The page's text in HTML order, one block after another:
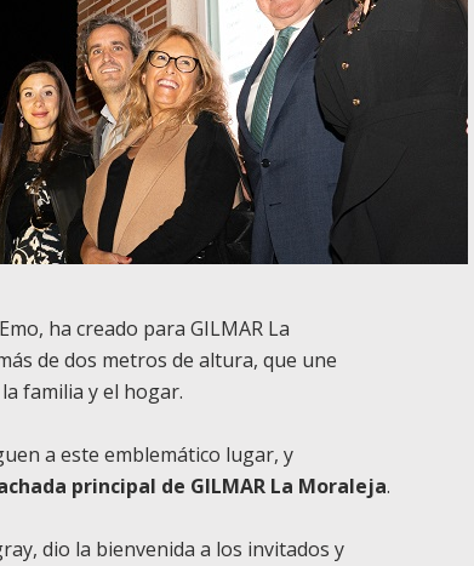
ha creado para GILMAR La
de dos metros de altura, que une
familia y el hogar.
a este emblemático lugar, y
principal de GILMAR La Moraleja.
dio la bienvenida a los invitados y